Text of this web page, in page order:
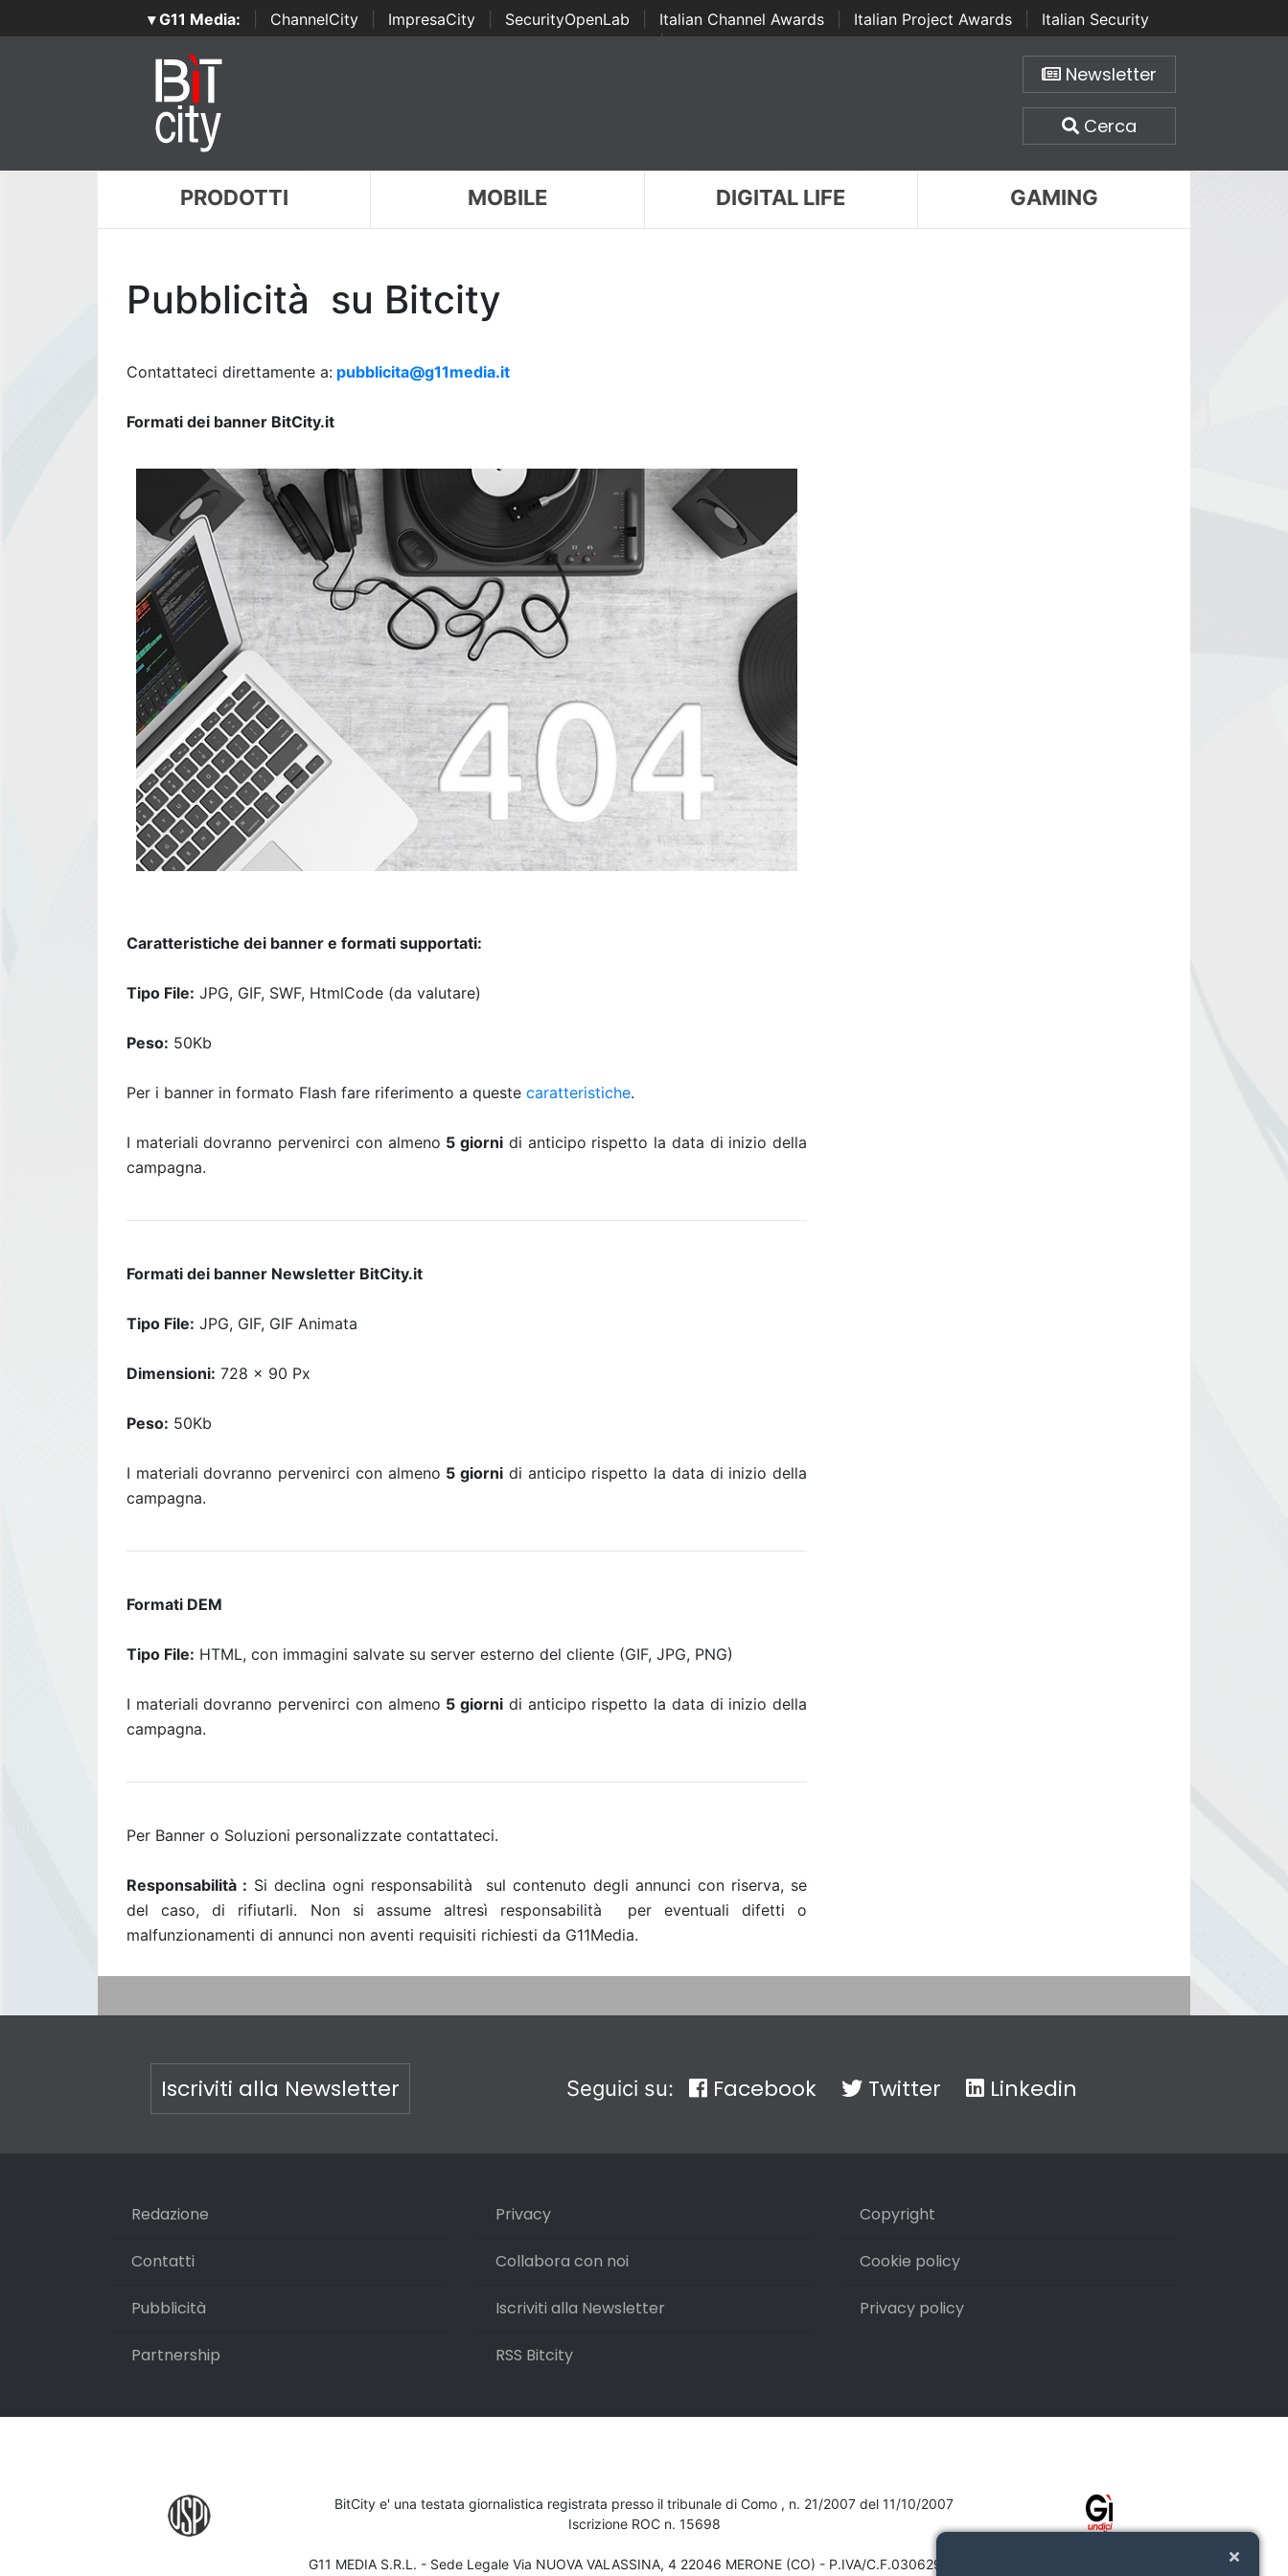
▾ G11 Media: ChannelCity ImpresaCity SecurityOpenLab Italian Channel Awards Italian Project Awards
Italian Security
Awards | ...
Newsletter
Cerca
PRODOTTI MOBILE DIGITAL LIFE GAMING
Pubblicità su Bitcity
Contattateci direttamente a: pubblicita@g11media.it
Formati dei banner BitCity.it
Caratteristiche dei banner e formati supportati:
Tipo File: JPG, GIF, SWF, HtmlCode (da valutare)
Peso: 50Kb
Per i banner in formato Flash fare riferimento a queste caratteristiche.
I materiali dovranno pervenirci con almeno 5 giorni di anticipo rispetto la data di inizio della
campagna.
Formati dei banner Newsletter BitCity.it
Tipo File: JPG, GIF, GIF Animata
Dimensioni: 728 x 90 Px
Peso: 50Kb
I materiali dovranno pervenirci con almeno 5 giorni di anticipo rispetto la data di inizio della
campagna.
Formati DEM
Tipo File: HTML, con immagini salvate su server esterno del cliente (GIF, JPG, PNG)
I materiali dovranno pervenirci con almeno 5 giorni di anticipo rispetto la data di inizio della
campagna.
Per Banner o Soluzioni personalizzate contattateci.
Responsabilità : Si declina ogni responsabilità sul contenuto degli annunci con riserva, se
del caso, di rifiutarli. Non si assume altresì responsabilità per eventuali difetti o
malfunzionamenti di annunci non aventi requisiti richiesti da G11Media.
Iscriviti alla Newsletter Seguici su: Facebook Twitter Linkedin
Redazione
Contatti
Pubblicità
Partnership
Privacy
Collabora con noi
Iscriviti alla Newsletter
RSS Bitcity
Copyright
Cookie policy
Privacy policy
BitCity e' una testata giornalistica registrata presso il tribunale di Como , n. 21/2007 del 11/10/2007
Iscrizione ROC n. 15698
G11 MEDIA S.R.L. - Sede Legale Via NUOVA VALASSINA, 4 22046 MERONE (CO) - P.IVA/C.F.03062910132